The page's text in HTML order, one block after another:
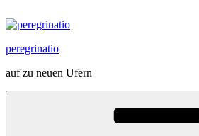
Inhalt
peregrinatio
auf zu neuen Ufern